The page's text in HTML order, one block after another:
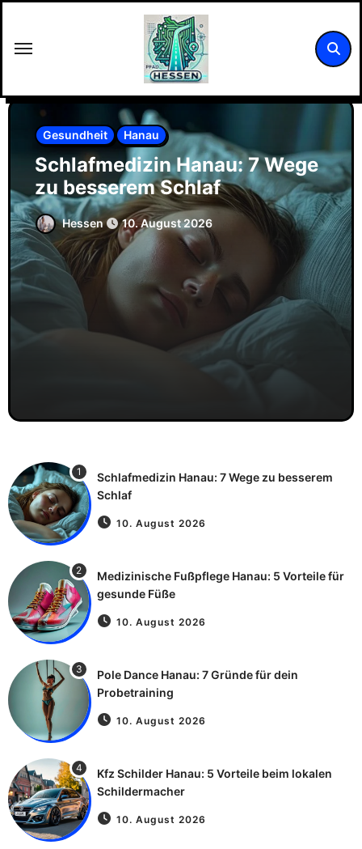
springen
Gesundheit Hanau
Schlafmedizin Hanau: 7 Wege
zu besserem Schlaf
Hessen 10. August 2026
1
Schlafmedizin Hanau: 7 Wege zu besserem
Schlaf
10. August 2026
2
Medizinische Fußpflege Hanau: 5 Vorteile für
gesunde Füße
10. August 2026
3
Pole Dance Hanau: 7 Gründe für dein
Probetraining
10. August 2026
4
Kfz Schilder Hanau: 5 Vorteile beim lokalen
Schildermacher
10. August 2026